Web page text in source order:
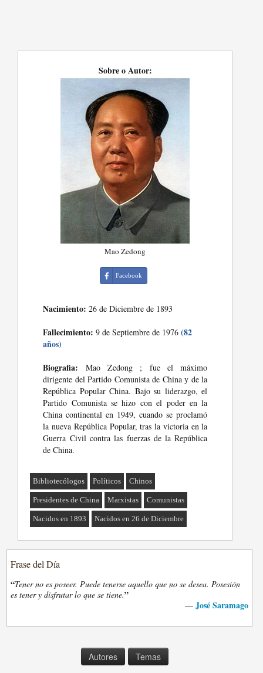
Sobre o Autor:
Mao Zedong
Facebook
Nacimiento: 26 de Diciembre de 1893
Fallecimiento: 9 de Septiembre de 1976(82
años)
Biografia: Mao Zedong ; fue el máximo
dirigente del Partido Comunista de China y de la
República Popular China. Bajo su liderazgo, el
Partido Comunista se hizo con el poder en la
China continental en 1949, cuando se proclamó
la nueva República Popular, tras la victoria en la
Guerra Civil contra las fuerzas de la República
de China.
Bibliotecólogos Políticos Chinos
Presidentes de China Marxistas Comunistas
Nacidos en 1893 Nacidos en 26 de Diciembre
Frase del Día
“Tener no es poseer. Puede tenerse aquello que no se desea. Posesión
es tener y disfrutar lo que se tiene.”
— José Saramago
Autores Temas